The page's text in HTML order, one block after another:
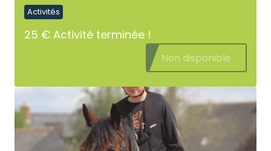
Activités
25 € Activité terminée !
Non disponible